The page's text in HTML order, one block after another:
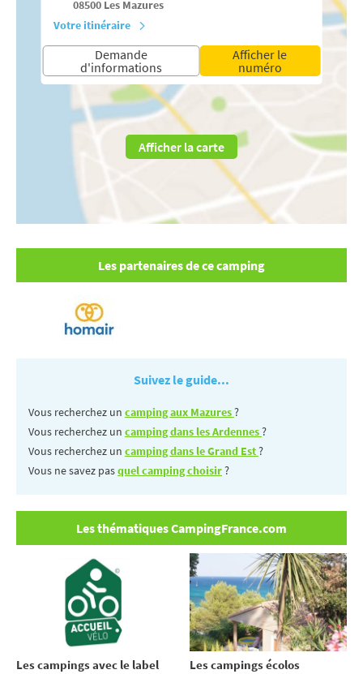
08500 Les Mazures
Votre itinéraire
Demande
d'informations
Afficher le
numéro
Afficher la carte
Les partenaires de ce camping
Suivez le guide...
Vous recherchez un camping aux Mazures?
Vous recherchez un camping dans les Ardennes?
Vous recherchez un camping dans le Grand Est?
Vous ne savez pasquel camping choisir?
Les thématiques CampingFrance.com
Les campings avec le label
Les campings écolos